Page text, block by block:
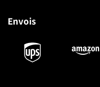
Envois